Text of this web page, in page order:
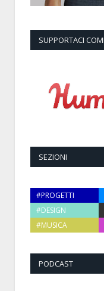
SUPPORTACI
SEZIONI
#PROGETTI
#DESIGN
#MUSICA
PODCAST